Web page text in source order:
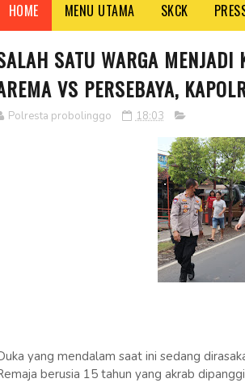
HOME MENU UTAMA SKCK
SATU WARGA MENJADI
VS PERSEBAYA,
Polresta probolinggo 18:03
yang mendalam saat ini sedang
berusia 15 tahun yang akrab